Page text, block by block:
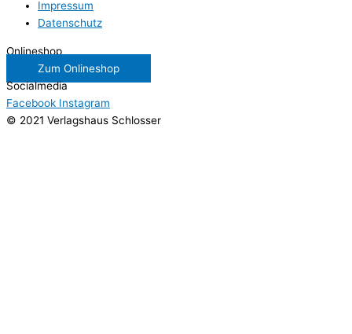
Impressum
Datenschutz
Onlineshop
Zum Onlineshop
Socialmedia
Facebook Instagram
© 2021 Verlagshaus Schlosser